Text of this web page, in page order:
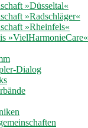
»Düsseltal«
»Radschläger«
»Rheinfels«
»VielHarmonieCare«
Dialog